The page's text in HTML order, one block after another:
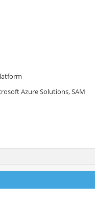
Azure Solutions, SAM